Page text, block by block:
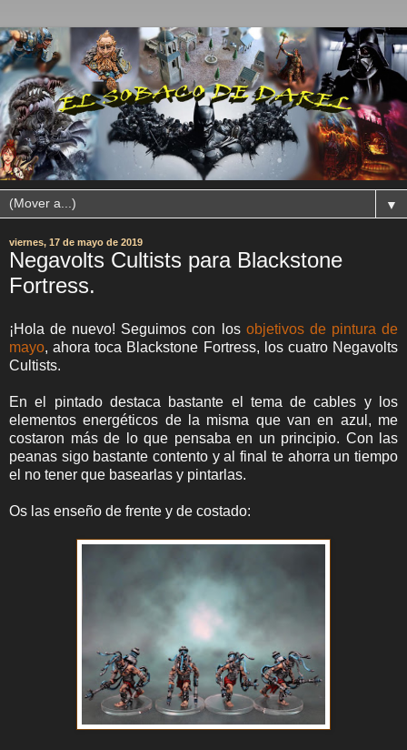
▼
viernes, 17 de mayo de 2019
Negavolts Cultists para Blackstone
Fortress.
¡Hola de nuevo! Seguimos con los objetivos de pintura de
mayo, ahora toca Blackstone Fortress, los cuatro Negavolts
Cultists.
En el pintado destaca bastante el tema de cables y los
elementos energéticos de la misma que van en azul, me
costaron más de lo que pensaba en un principio. Con las
peanas sigo bastante contento y al final te ahorra un tiempo
el no tener que basearlas y pintarlas.
Os las enseño de frente y de costado: